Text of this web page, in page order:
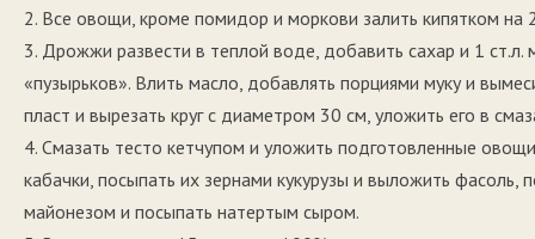
2. Все овощи, кроме помидор и моркови залить кипятком
3. Дрожжи развести в теплой воде, добавить сахар и 1 ст.л.
«пузырьков». Влить масло, добавлять порциями муку и
пласт и вырезать круг с диаметром 30 см, уложить его в
4. Смазать тесто кетчупом и уложить подготовленные
кабачки, посыпать их зернами кукурузы и выложить
майонезом и посыпать натертым сыром.